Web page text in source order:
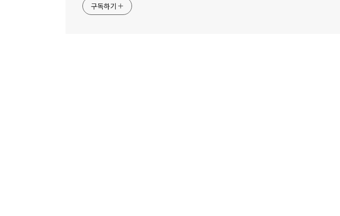
구독하기